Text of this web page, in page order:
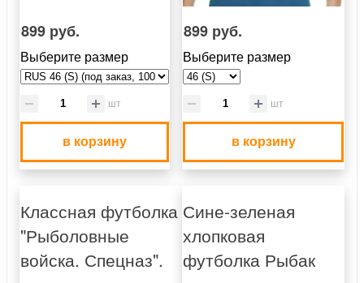
899 руб.
Выберите размер
шт
в корзину
899 руб.
Выберите размер
шт
в корзину
Классная футболка
"Рыболовные
войска. Спецназ".
Сине-зеленая
хлопковая
футболка Рыбак